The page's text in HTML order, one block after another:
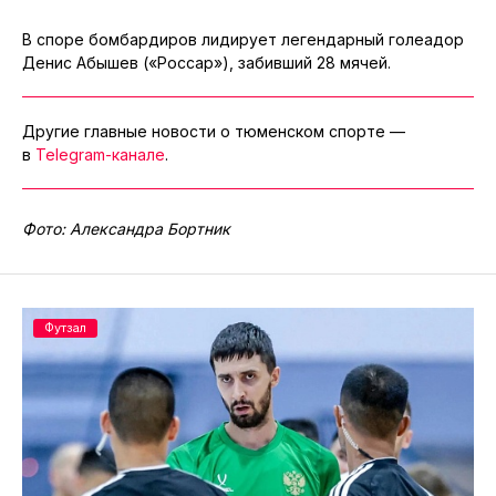
В споре бомбардиров лидирует легендарный голеадор
Денис Абышев («Россар»), забивший 28 мячей.
Другие главные новости о тюменском спорте —
в Telegram-канале.
Фото: Александра Бортник
Футзал